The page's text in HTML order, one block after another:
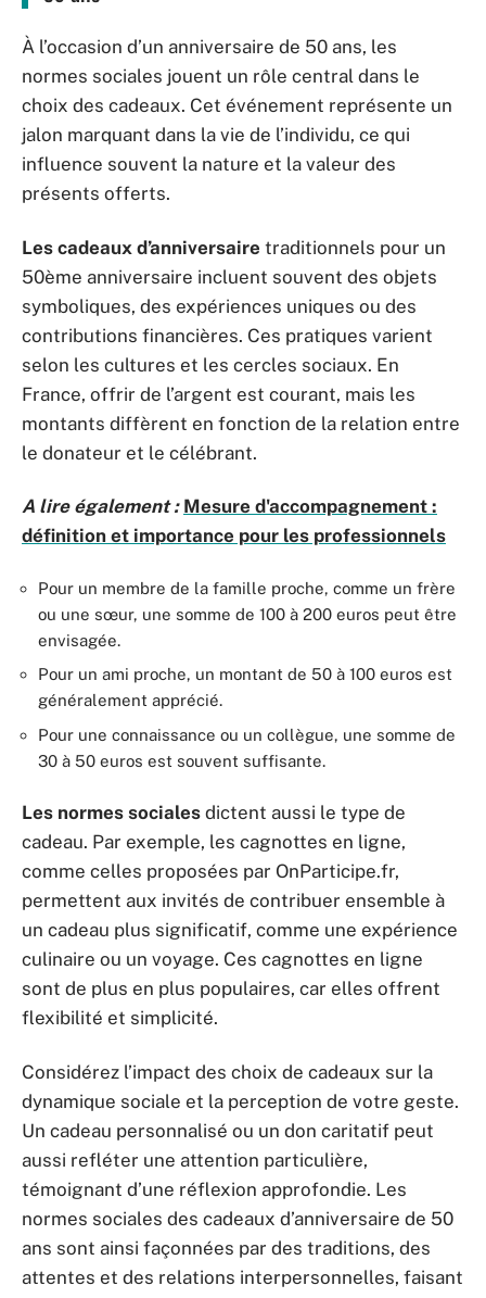
À l’occasion d’un anniversaire de 50 ans, les
normes sociales jouent un rôle central dans le
choix des cadeaux. Cet événement représente un
jalon marquant dans la vie de l’individu, ce qui
influence souvent la nature et la valeur des
présents offerts.
Les cadeaux d’anniversaire traditionnels pour un
50ème anniversaire incluent souvent des objets
symboliques, des expériences uniques ou des
contributions financières. Ces pratiques varient
selon les cultures et les cercles sociaux. En
France, offrir de l’argent est courant, mais les
montants diffèrent en fonction de la relation entre
le donateur et le célébrant.
A lire également : Mesure d'accompagnement :
définition et importance pour les professionnels
Pour un membre de la famille proche, comme un frère
ou une sœur, une somme de 100 à 200 euros peut être
envisagée.
Pour un ami proche, un montant de 50 à 100 euros est
généralement apprécié.
Pour une connaissance ou un collègue, une somme de
30 à 50 euros est souvent suffisante.
Les normes sociales dictent aussi le type de
cadeau. Par exemple, les cagnottes en ligne,
comme celles proposées par OnParticipe.fr,
permettent aux invités de contribuer ensemble à
un cadeau plus significatif, comme une expérience
culinaire ou un voyage. Ces cagnottes en ligne
sont de plus en plus populaires, car elles offrent
flexibilité et simplicité.
Considérez l’impact des choix de cadeaux sur la
dynamique sociale et la perception de votre geste.
Un cadeau personnalisé ou un don caritatif peut
aussi refléter une attention particulière,
témoignant d’une réflexion approfondie. Les
normes sociales des cadeaux d’anniversaire de 50
ans sont ainsi façonnées par des traditions, des
attentes et des relations interpersonnelles, faisant